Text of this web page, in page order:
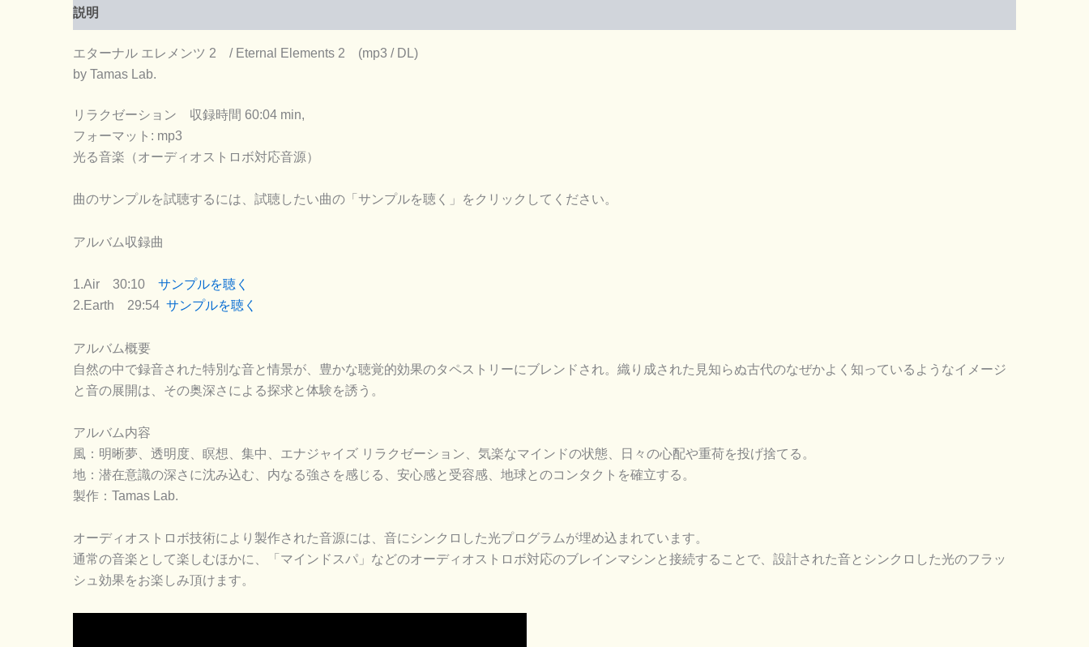
説明
エターナル エレメンツ 2 / Eternal Elements 2 (mp3 / DL)
by Tamas Lab.
リラクゼーション 収録時間 60:04 min,
フォーマット: mp3
光る音楽（オーディオストロボ対応音源）
曲のサンプルを試聴するには、試聴したい曲の「サンプルを聴く」をクリックしてください。
アルバム収録曲
1.Air 30:10 サンプルを聴く
2.Earth 29:54 サンプルを聴く
アルバム概要
自然の中で録音された特別な音と情景が、豊かな聴覚的効果のタペストリーにブレンドされ。織り成された見知らぬ古代のなぜかよく知っているようなイメージ
と音の展開は、その奥深さによる探求と体験を誘う。
アルバム内容
風：明晰夢、透明度、瞑想、集中、エナジャイズ リラクゼーション、気楽なマインドの状態、日々の心配や重荷を投げ捨てる。
地：潜在意識の深さに沈み込む、内なる強さを感じる、安心感と受容感、地球とのコンタクトを確立する。
製作：Tamas Lab.
オーディオストロボ技術により製作された音源には、音にシンクロした光プログラムが埋め込まれています。
通常の音楽として楽しむほかに、「マインドスパ」などのオーディオストロボ対応のブレインマシンと接続することで、設計された音とシンクロした光のフラッ
シュ効果をお楽しみ頂けます。